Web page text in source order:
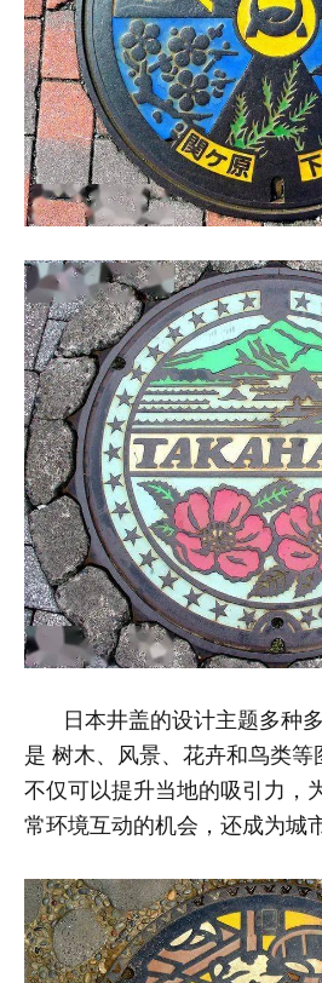
日本井盖的设计主题多种
是 树木、风景、花卉和鸟类等
不仅可以提升当地的吸引力，
常环境互动的机会，还成为城